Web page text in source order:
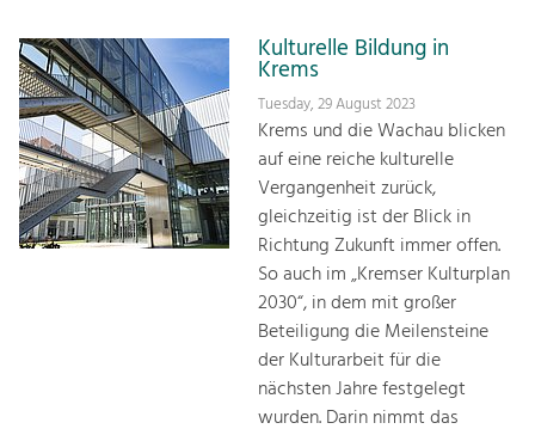
Kulturelle Bildung in
Krems
Tuesday, 29 August 2023
Krems und die Wachau blicken
auf eine reiche kulturelle
Vergangenheit zurück,
gleichzeitig ist der Blick in
Richtung Zukunft immer offen.
So auch im „Kremser Kulturplan
2030“, in dem mit großer
Beteiligung die Meilensteine
der Kulturarbeit für die
nächsten Jahre festgelegt
wurden. Darin nimmt das